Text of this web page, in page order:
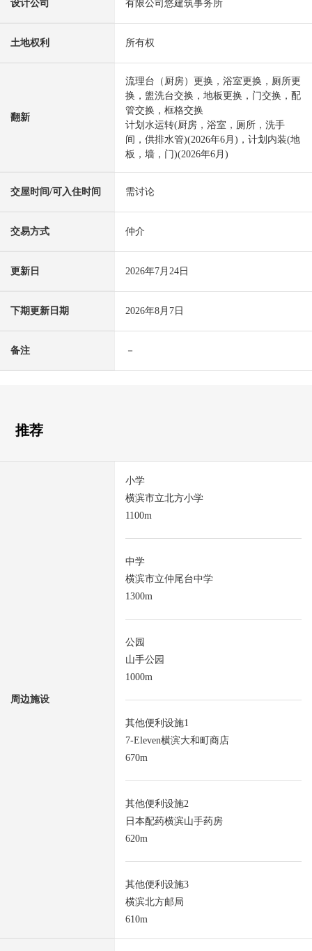
设计公司 有限公司悠建筑事务所
土地权利 所有权
翻新
流理台（厨房）更换，浴室更换，厕所更
换，盥洗台交换，地板更换，门交换，配
管交换，框格交换
计划水运转(厨房，浴室，厕所，洗手
间，供排水管)(2026年6月)，计划内装(地
板，墙，门)(2026年6月)
交屋时间/可入住时间 需讨论
交易方式 仲介
更新日 2026年7月24日
下期更新日期 2026年8月7日
备注 －
推荐
周边施设
小学
横滨市立北方小学
1100m
中学
横滨市立仲尾台中学
1300m
公园
山手公园
1000m
其他便利设施1
7-Eleven横滨大和町商店
670m
其他便利设施2
日本配药横滨山手药房
620m
其他便利设施3
横滨北方邮局
610m